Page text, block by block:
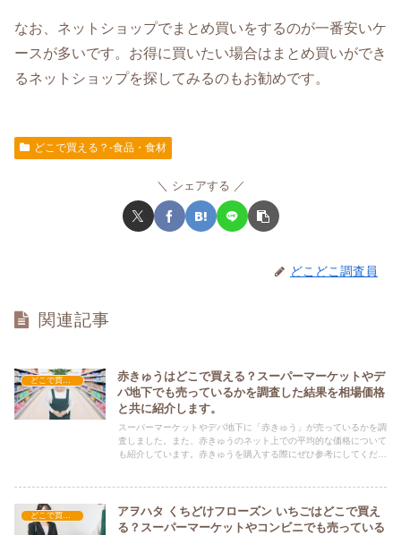
なお、ネットショップでまとめ買いをするのが一番安いケ
ースが多いです。お得に買いたい場合はまとめ買いができ
るネットショップを探してみるのもお勧めです。
どこで買える？-食品・食材
シェアする
どこどこ調査員
関連記事
赤きゅうはどこで買える？スーパーマーケットやデ
パ地下でも売っているかを調査した結果を相場価格
と共に紹介します。
スーパーマーケットやデパ地下に「赤きゅう」が売っているかを調
査しました。また、赤きゅうのネット上での平均的な価格について
も紹介しています。赤きゅうを購入する際にぜひ参考にしてくださ
アヲハタ くちどけフローズン いちごはどこで買え
る？スーパーマーケットやコンビニでも売っている